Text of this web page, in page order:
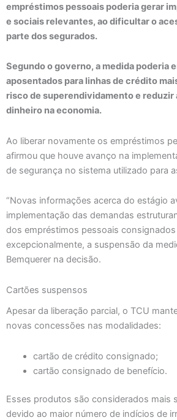
empréstimos pessoais poderia gerar
e sociais relevantes, ao dificultar o
parte dos segurados.
Segundo o governo, a medida poderia
aposentados para linhas de crédito
risco de superendividamento e reduzir
dinheiro na economia.
Ao liberar novamente os empréstimos
afirmou que houve avanço na
de segurança no sistema utilizado para
“Novas informações acerca do estágio
implementação das demandas
dos empréstimos pessoais
excepcionalmente, a suspensão da
Bemquerer na decisão.
Cartões suspensos
Apesar da liberação parcial, o TCU
novas concessões nas modalidades:
cartão de crédito consignado;
cartão consignado de benefício.
Esses produtos são considerados mais
devido ao maior número de indícios de